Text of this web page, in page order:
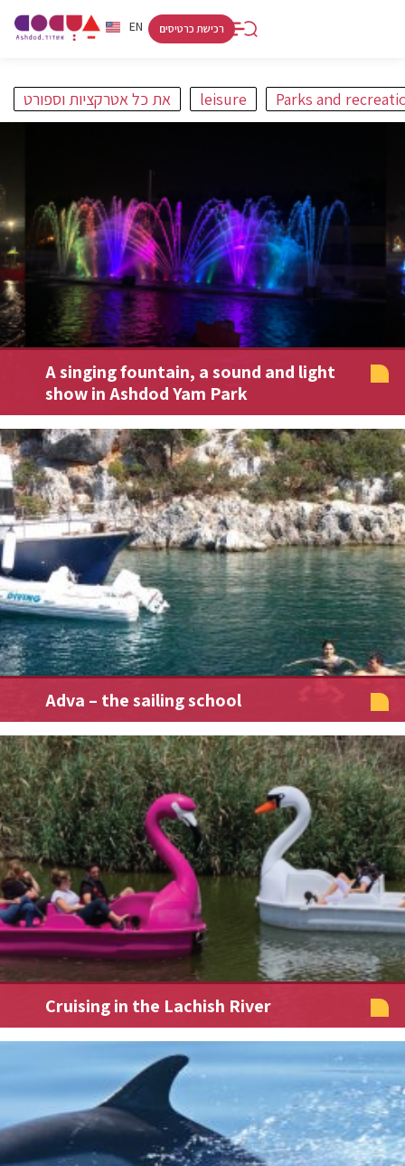
EN
HE
רכישת כרטיסים
מסלולים חופים אמנות ותרבות אתרים קניות ולינה
את כל אטרקציות וספורט leisure Parks and
A singing fountain, a sound and light
show in Ashdod Yam Park
Adva – the sailing school
Cruising in the Lachish River